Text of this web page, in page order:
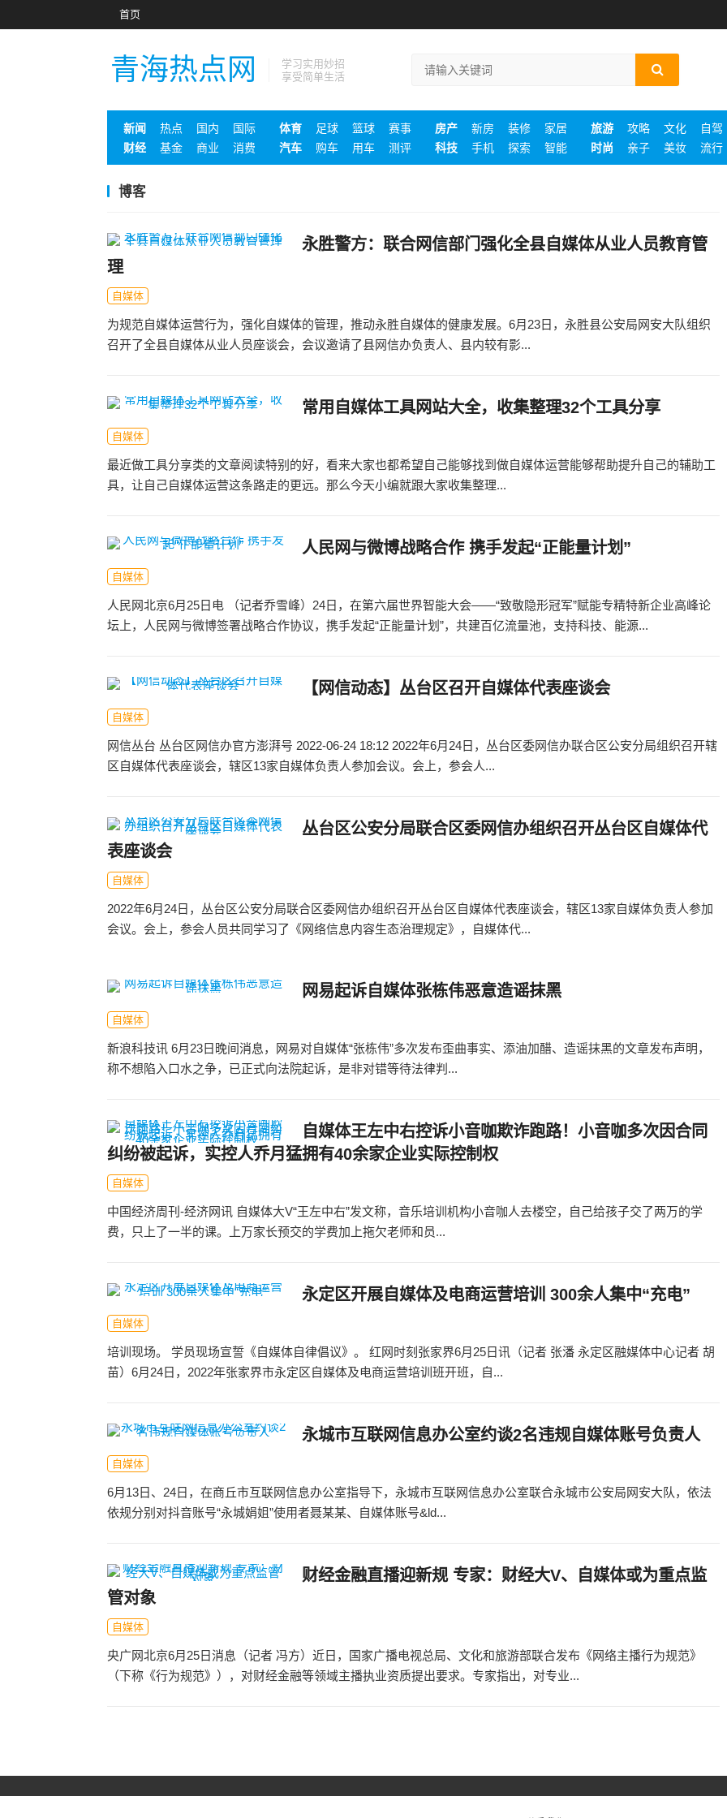
首页
青海热点网
学习实用妙招
享受简单生活
新闻 热点 国内
国际
财经
基金 商业 消费
体育 足球 篮球
赛事
汽车
购车 用车 测评
房产 新房 装修
家居
科技
手机 探索 智能
旅游 攻略 文化
自驾
时尚
亲子 美妆 流行
博客
永胜警方：联合网信部门强化全县自媒体从业人员教育管
理
自媒体
为规范自媒体运营行为，强化自媒体的管理，推动永胜自媒体的健康发展。6月23日，永胜县公安局网安大队组织
召开了全县自媒体从业人员座谈会，会议邀请了县网信办负责人、县内较有影...
常用自媒体工具网站大全，收集整理32个工具分享
自媒体
最近做工具分享类的文章阅读特别的好，看来大家也都希望自己能够找到做自媒体运营能够帮助提升自己的辅助工
具，让自己自媒体运营这条路走的更远。那么今天小编就跟大家收集整理...
人民网与微博战略合作 携手发起“正能量计划”
自媒体
人民网北京6月25日电 （记者乔雪峰）24日，在第六届世界智能大会——“致敬隐形冠军”赋能专精特新企业高峰论
坛上，人民网与微博签署战略合作协议，携手发起“正能量计划”，共建百亿流量池，支持科技、能源...
【网信动态】丛台区召开自媒体代表座谈会
自媒体
网信丛台 丛台区网信办官方澎湃号 2022-06-24 18:12 2022年6月24日，丛台区委网信办联合区公安分局组织召开辖
区自媒体代表座谈会，辖区13家自媒体负责人参加会议。会上，参会人...
丛台区公安分局联合区委网信办组织召开丛台区自媒体代
表座谈会
自媒体
2022年6月24日，丛台区公安分局联合区委网信办组织召开丛台区自媒体代表座谈会，辖区13家自媒体负责人参加
会议。会上，参会人员共同学习了《网络信息内容生态治理规定》，自媒体代...
网易起诉自媒体张栋伟恶意造谣抹黑
自媒体
新浪科技讯 6月23日晚间消息，网易对自媒体“张栋伟”多次发布歪曲事实、添油加醋、造谣抹黑的文章发布声明，
称不想陷入口水之争，已正式向法院起诉，是非对错等待法律判...
自媒体王左中右控诉小音咖欺诈跑路！小音咖多次因合同
纠纷被起诉，实控人乔月猛拥有40余家企业实际控制权
自媒体
中国经济周刊-经济网讯 自媒体大V“王左中右”发文称，音乐培训机构小音咖人去楼空，自己给孩子交了两万的学
费，只上了一半的课。上万家长预交的学费加上拖欠老师和员...
永定区开展自媒体及电商运营培训 300余人集中“充电”
自媒体
培训现场。 学员现场宣誓《自媒体自律倡议》。 红网时刻张家界6月25日讯（记者 张潘 永定区融媒体中心记者 胡
苗）6月24日，2022年张家界市永定区自媒体及电商运营培训班开班，自...
永城市互联网信息办公室约谈2名违规自媒体账号负责人
自媒体
6月13日、24日，在商丘市互联网信息办公室指导下，永城市互联网信息办公室联合永城市公安局网安大队，依法
依规分别对抖音账号“永城娟姐”使用者聂某某、自媒体账号&ld...
财经金融直播迎新规 专家：财经大V、自媒体或为重点监
管对象
自媒体
央广网北京6月25日消息（记者 冯方）近日，国家广播电视总局、文化和旅游部联合发布《网络主播行为规范》
（下称《行为规范》），对财经金融等领域主播执业资质提出要求。专家指出，对专业...